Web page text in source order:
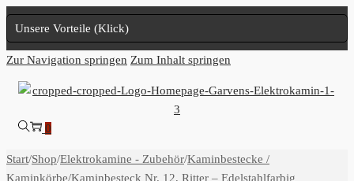
Unsere Vorteile (Klick)
Zur Navigation springen Zum Inhalt springen
0
Start/Shop/Elektrokamine - Zubehör/Kaminbestecke /
Kaminkörbe/Kaminbesteck Nr. 12, Ritter – Edelstahlfarbig